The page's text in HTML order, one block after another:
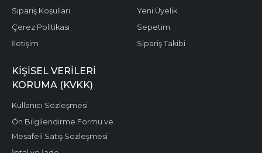
Sipariş Koşulları
Çerez Politikası
İletişim
Yeni Üyelik
Sepetim
Sipariş Takibi
KIŞISEL VERILERI
KORUMA (KVKK)
Kullanıcı Sözleşmesi
Ön Bilgilendirme Formu ve
Mesafeli Satış Sözleşmesi